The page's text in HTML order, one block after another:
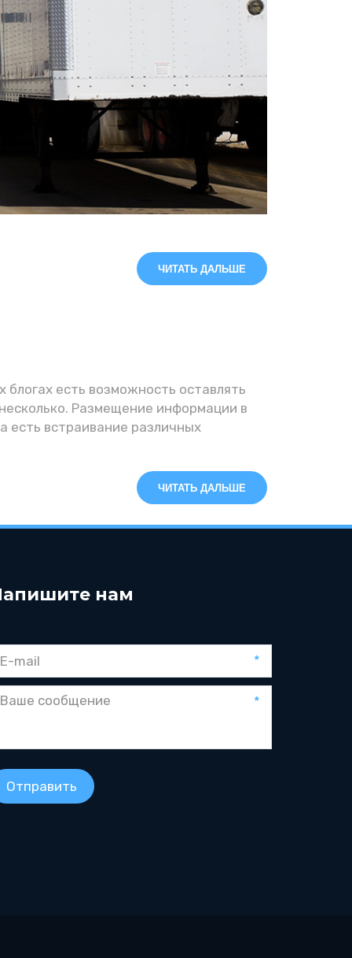
ЧИТАТЬ ДАЛЬШЕ
есть возможность оставлять
Размещение информации в
есть встраивание различных
ЧИТАТЬ ДАЛЬШЕ
нам
*
*
Отправить